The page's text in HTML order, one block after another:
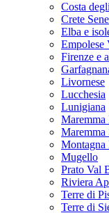
Costa
Crete
Elba e
Empolese
Firenze e
Livornese
Lucchesia
Lunigiana
Maremma
Maremma
Montagna
Mugello
Prato Val
Riviera
Terre di
Terre di